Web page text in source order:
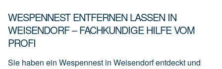
WESPENNEST ENTFERNEN LASSEN IN
WEISENDORF – FACHKUNDIGE HILFE VOM
PROFI
Sie haben ein Wespennest in Weisendorf entdeckt und